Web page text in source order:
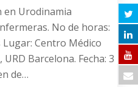
en Urodinamia
No de horas:
Lugar: Centro Médico
Barcelona. Fecha: 3
de…